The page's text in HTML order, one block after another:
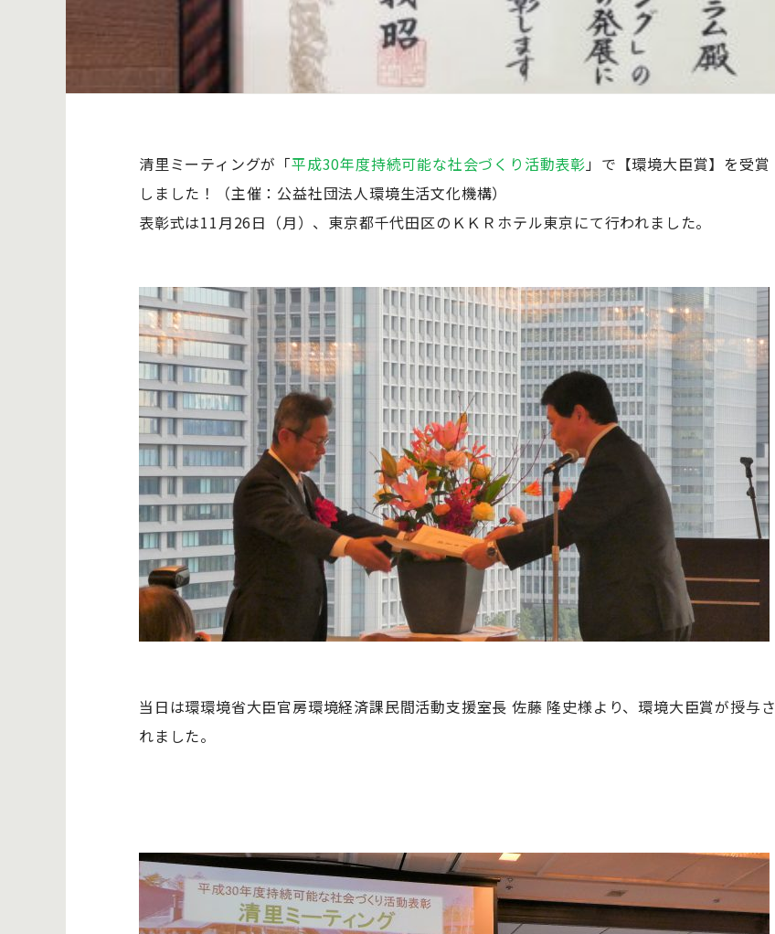
清里ミーティングが「平成30年度持続可能な社会づくり活動表彰」で【環境大臣賞】を受賞
しました！（主催：公益社団法人環境生活文化機構）
表彰式は11月26日（月）、東京都千代田区のＫＫＲホテル東京にて行われました。
当日は環環境省大臣官房環境経済課民間活動支援室長 佐藤 隆史様より、環境大臣賞が授与さ
れました。